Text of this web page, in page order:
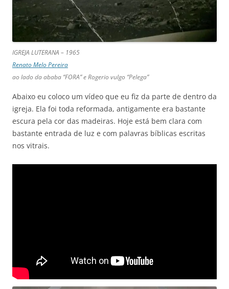
IGREJA LUTERANA – 1965
Renato Melo Pereira
ao lado da ababa “FORA” e Rogerio vulgo “Pelega”
Abaixo eu coloco um vídeo que eu fiz da parte de dentro da
igreja. Ela foi toda reformada, antigamente era bastante
escura pela cor das madeiras. Hoje está bem clara com
bastante entrada de luz e com palavras bíblicas escritas
nos vitrais.